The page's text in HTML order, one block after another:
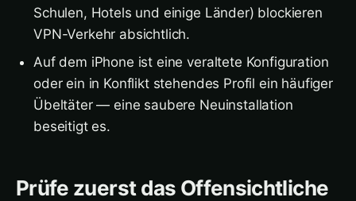
Schulen, Hotels und einige Länder) blockieren
VPN-Verkehr absichtlich.
Auf dem iPhone ist eine veraltete Konfiguration
oder ein in Konflikt stehendes Profil ein häufiger
Übeltäter — eine saubere Neuinstallation
beseitigt es.
Prüfe zuerst das Offensichtliche